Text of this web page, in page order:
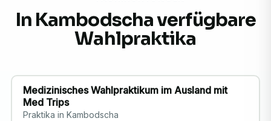
In Kambodscha verfügbare
Wahlpraktika
Medizinisches Wahlpraktikum im Ausland mit
Med Trips
Praktika in Kambodscha